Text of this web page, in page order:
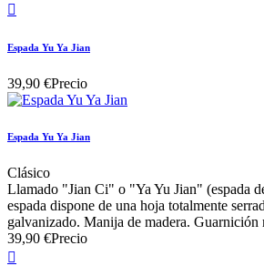

Espada Yu Ya Jian
39,90 €Precio
Espada Yu Ya Jian
Clásico
Llamado "Jian Ci" o "Ya Yu Jian" (espada
espada dispone de una hoja totalmente
galvanizado. Manija de madera. Guarnición
39,90 €Precio
